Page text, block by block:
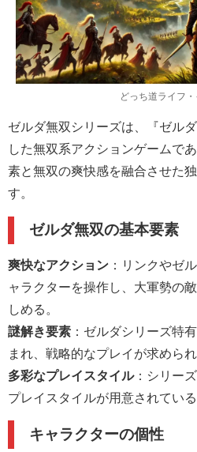
どっち道ライフ
ゼルダ無双シリーズは、『ゼル
した無双系アクションゲームで
素と無双の爽快感を融合させた
す。
ゼルダ無双の基本要素
爽快なアクション ：リンクやゼ
ャラクターを操作し、大軍勢の
しめる。
謎解き要素 ：ゼルダシリーズ特
まれ、戦略的なプレイが求められ
多彩なプレイスタイル：シリー
プレイスタイルが用意されている
キャラクターの個性